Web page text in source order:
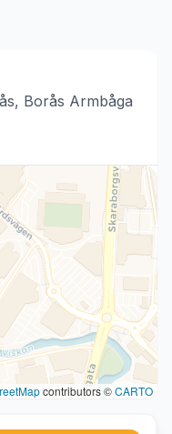
Borås Armbåga
contributors ©CARTO